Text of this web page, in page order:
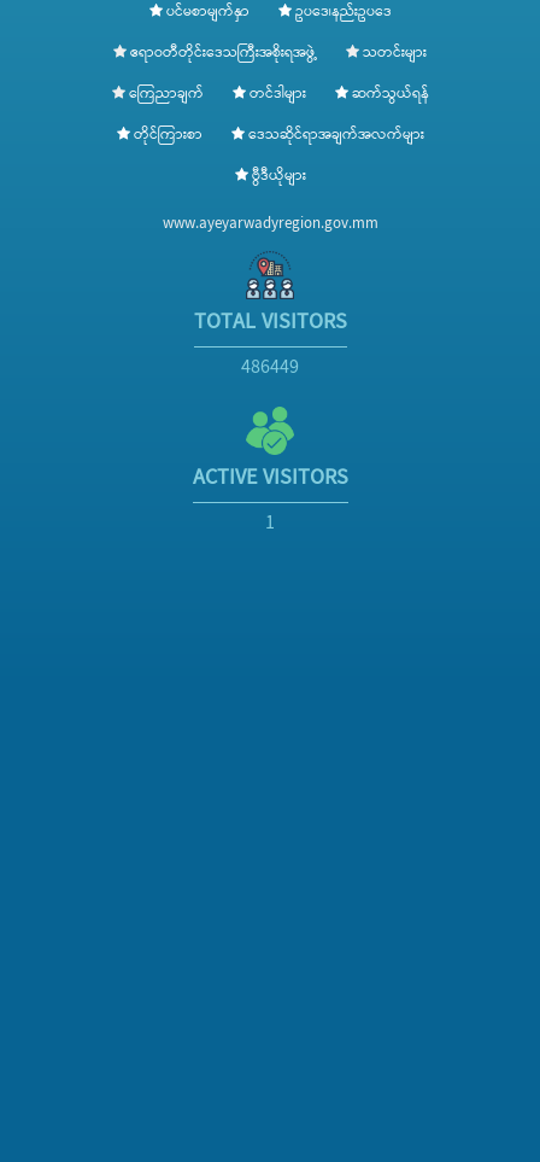
ပင်မစာမျက်နှာ
ဥပဒေ၊နည်းဥပဒေ
ဧရာဝတီတိုင်းဒေသကြီးအစိုးရအဖွဲ့
သတင်းများ
ကြေညာချက်
တင်ဒါများ
ဆက်သွယ်ရန်
တိုင်ကြားစာ
ဒေသဆိုင်ရာအချက်အလက်များ
ဗွီဒီယိုများ
www.ayeyarwadyregion.gov.mm
TOTAL VISITORS
486449
ACTIVE VISITORS
1